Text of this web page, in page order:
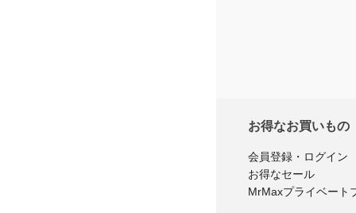
お得なお買いもの
会員登録・ログイン
お得なセール
MrMaxプライベート